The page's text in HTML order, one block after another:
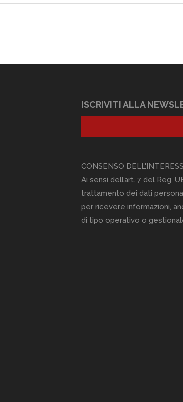
ISCRIVITI ALLA
CONSENSO
Ai sensi dell’art. 7 del Reg.
trattamento dei dati
per ricevere informazioni,
di tipo operativo o